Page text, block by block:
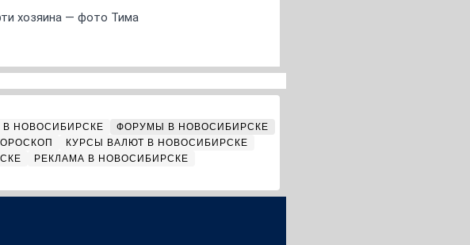
хозяина — фото Тима
В НОВОСИБИРСКЕ
ФОРУМЫ В НОВОСИБИРСКЕ
КУРСЫ ВАЛЮТ В НОВОСИБИРСКЕ
РЕКЛАМА В НОВОСИБИРСКЕ